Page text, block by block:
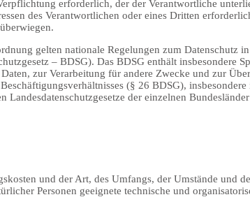
erforderlich, der der Verantwortliche
des Verantwortlichen oder eines Dritten
gelten nationale Regelungen zum Datenschutz
– BDSG). Das BDSG enthält insbesondere
zur Verarbeitung für andere Zwecke und zur
(§ 26 BDSG),
der einzelnen
und der Art, des Umfangs, der Umstände und
Personen geeignete technische und